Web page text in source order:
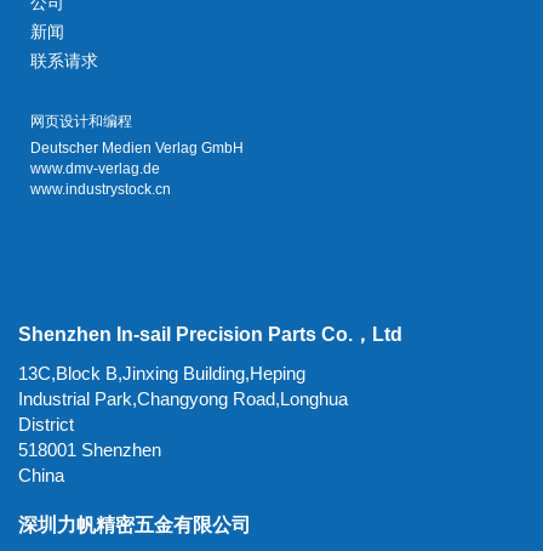
新闻
联系请求
网页设计和编程
Deutscher Medien Verlag GmbH
www.dmv-verlag.de
www.industrystock.cn
Shenzhen In-sail Precision Parts Co.，Ltd
13C,Block B,Jinxing Building,Heping
Industrial Park,Changyong Road,Longhua
District
518001 Shenzhen
China
深圳力帆精密五金有限公司